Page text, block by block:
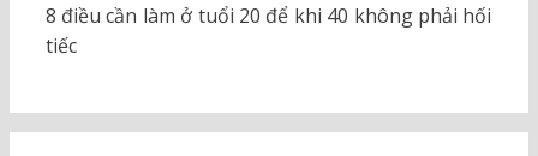
8 điều cần làm ở tuổi 20 để khi 40 không phải hối
tiếc